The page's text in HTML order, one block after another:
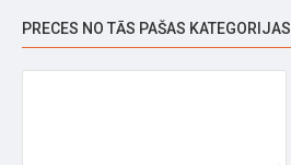
PRECES NO TĀS PAŠAS KATEGORIJAS